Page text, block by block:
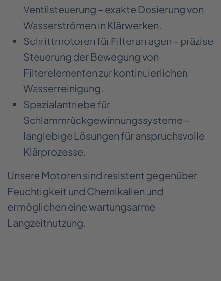
Ventilsteuerung – exakte Dosierung von
Wasserströmen in Klärwerken.
Schrittmotoren für Filteranlagen – präzise
Steuerung der Bewegung von
Filterelementen zur kontinuierlichen
Wasserreinigung.
Spezialantriebe für
Schlammrückgewinnungssysteme –
langlebige Lösungen für anspruchsvolle
Klärprozesse.
Unsere Motoren sind resistent gegenüber
Feuchtigkeit und Chemikalien und
ermöglichen eine wartungsarme
Langzeitnutzung.